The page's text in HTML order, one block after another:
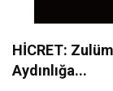
HİCRET:
Aydınlığa...